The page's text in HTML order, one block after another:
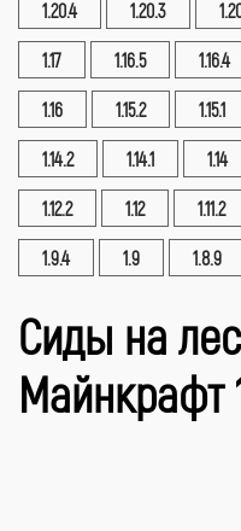
1.20.4 1.20.3
1.17 1.16.5 1.16.4
1.16 1.15.2 1.15.1
1.14.2 1.14.1 1.14
1.12.2 1.12 1.11.2
1.9.4 1.9 1.8.9
Сиды на
Майнкрафт